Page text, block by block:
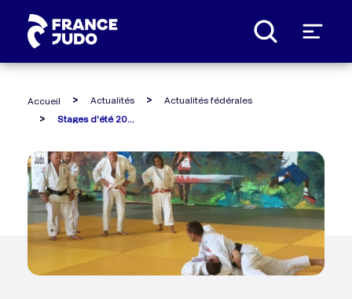
Accueil Actualités
Actualités fédérales